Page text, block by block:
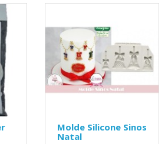
Molde Silicone Sinos
Natal